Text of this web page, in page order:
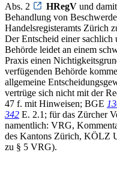
Abs. 2
HRegV und
Behandlung von
Handelsregisteramts Zürich
Der Entscheid einer
Behörde leidet an einem
Praxis einen
verfügenden Behörde
allgemeine
vertrüge sich nicht mit der
47 f. mit Hinweisen; BGE
342 E. 2.1; für das Zürcher
namentlich: VRG,
des Kantons Zürich, KÖLZ
zu § 5 VRG).